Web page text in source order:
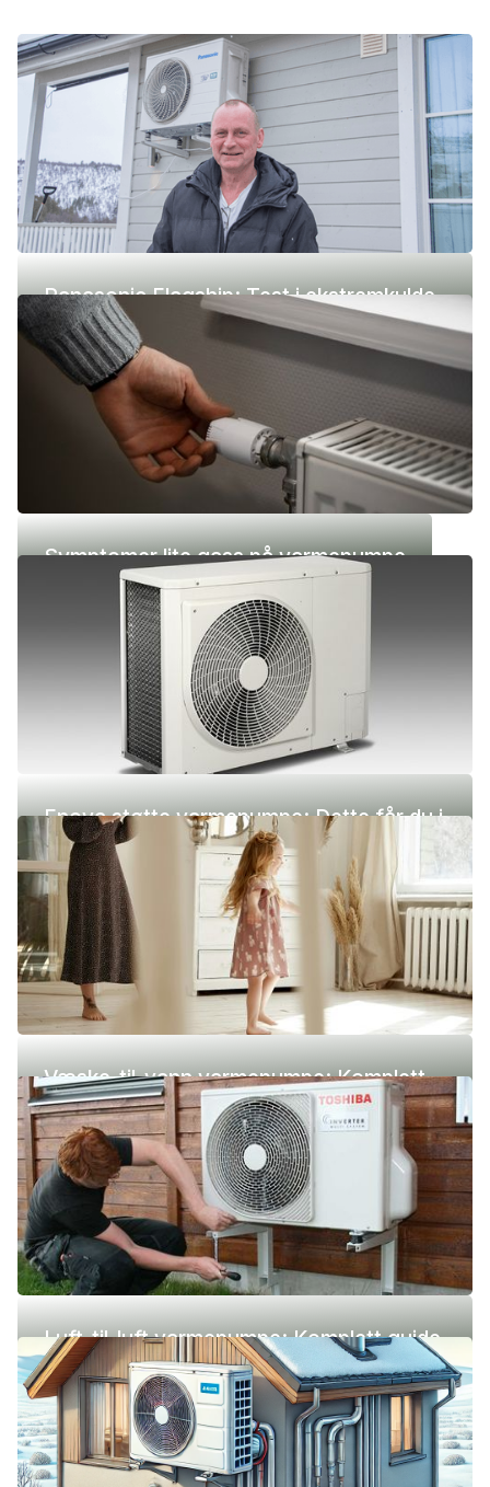
Panasonic Flagship: Test i ekstremkulde
(-42 °C)
Symptomer lite gass på varmepumpe
Enova støtte varmepumpe: Dette får du i
2026
Væske-til-vann varmepumpe: Komplett
guide (pris, fordeler og ulemper)
Luft-til-luft varmepumpe: Komplett guide
(pris, fordeler og ulemper)